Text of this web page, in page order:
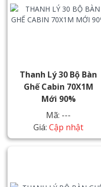
Thanh Lý 30 Bộ Bàn
Ghế Cabin 70X1M
Mới 90%
Mã: ---
Giá: Cập nhật